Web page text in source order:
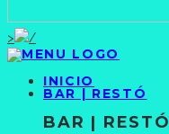
>
INICIO
BAR | RESTÓ
BAR | RESTÓ